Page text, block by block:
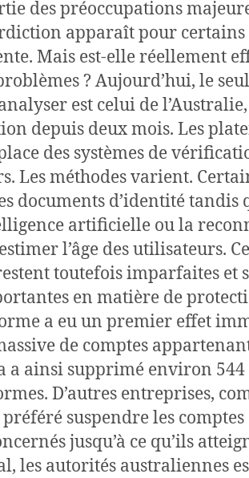
des préoccupations
apparaît pour certains
Mais est-elle réellement
? Aujourd’hui, le
est celui de
depuis deux mois. Les
des systèmes de
Les méthodes varient.
documents d’identité tandis
artificielle ou la
l’âge des utilisateurs.
toutefois imparfaites et
en matière de
a eu un premier effet
de comptes
a ainsi supprimé environ 544
D’autres entreprises,
suspendre les comptes
jusqu’à ce qu’ils
les autorités australiennes